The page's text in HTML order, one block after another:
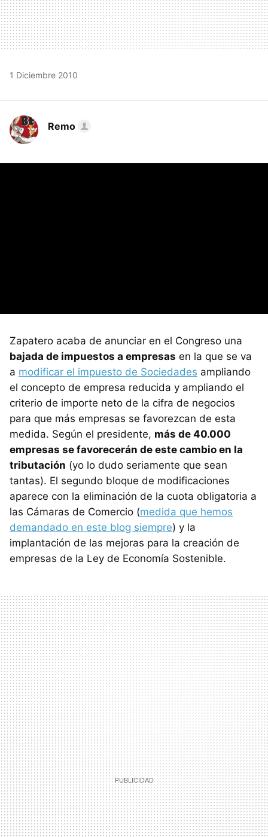
1 Diciembre 2010
Remo
Zapatero acaba de anunciar en el Congreso una
bajada de impuestos a empresas en la que se va
a modificar el impuesto de Sociedades ampliando
el concepto de empresa reducida y ampliando el
criterio de importe neto de la cifra de negocios
para que más empresas se favorezcan de esta
medida. Según el presidente, más de 40.000
empresas se favorecerán de este cambio en la
tributación (yo lo dudo seriamente que sean
tantas). El segundo bloque de modificaciones
aparece con la eliminación de la cuota obligatoria a
las Cámaras de Comercio (medida que hemos
demandado en este blog siempre) y la
implantación de las mejoras para la creación de
empresas de la Ley de Economía Sostenible.